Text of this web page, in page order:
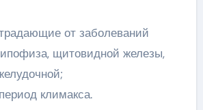
от заболеваний
щитовидной железы,
климакса.